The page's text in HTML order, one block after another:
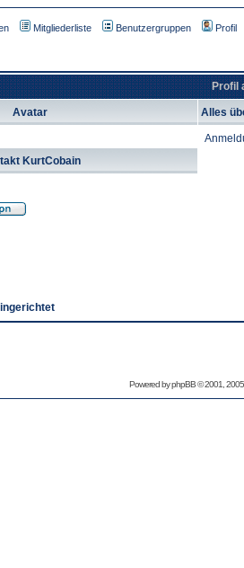
Mitgliederliste Benutzergruppen Profil
Profil
Avatar Alles
KurtCobain
Powered byphpBB© 2001,